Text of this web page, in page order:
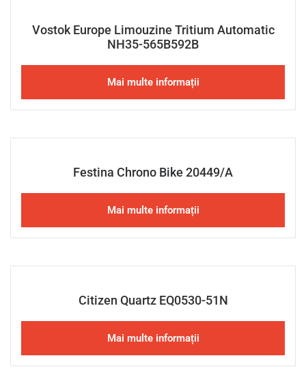
Vostok Europe Limouzine Tritium Automatic
NH35-565B592B
Mai multe informații
Festina Chrono Bike 20449/A
Mai multe informații
Citizen Quartz EQ0530-51N
Mai multe informații